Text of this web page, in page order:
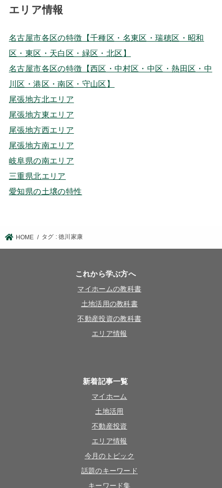
エリア情報
名古屋市各区の特徴【千種区・名東区・瑞穂区・昭和
区・東区・天白区・緑区・北区】
名古屋市各区の特徴【西区・中村区・中区・熱田区・中
川区・港区・南区・守山区】
尾張地方北エリア
尾張地方東エリア
尾張地方西エリア
尾張地方南エリア
岐阜県の南エリア
三重県北エリア
愛知県の土壌の特性
HOME タグ : 徳川家康
これから学ぶ方へ
マイホームの教科書
土地活用の教科書
不動産投資の教科書
エリア情報
新着記事一覧
マイホーム
土地活用
不動産投資
エリア情報
今月のトピック
話題のキーワード
キーワード集